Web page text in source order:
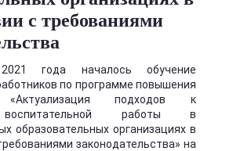
с требованиями
года началось обучение
по программе повышения
«Актуализация подходов к
воспитательной работы в
образовательных организациях в
законодательства» на